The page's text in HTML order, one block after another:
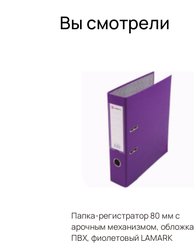
Вы смотрели
Папка-регистратор 80 мм с
арочным механизмом, обложка
ПВХ, фиолетовый LAMARK